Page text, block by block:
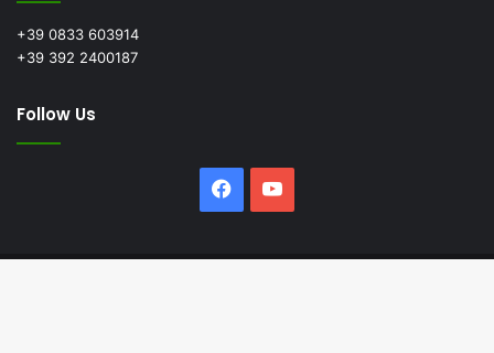
+39 0833 603914
+39 392 2400187
Follow Us
Facebook